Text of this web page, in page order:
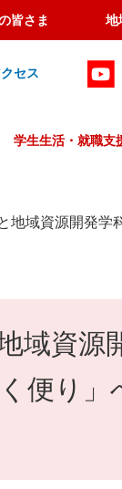
皆さま 地
セス
o
カ
タ
ム
学生生活・就職支
地域資源開発
域資源
便り」